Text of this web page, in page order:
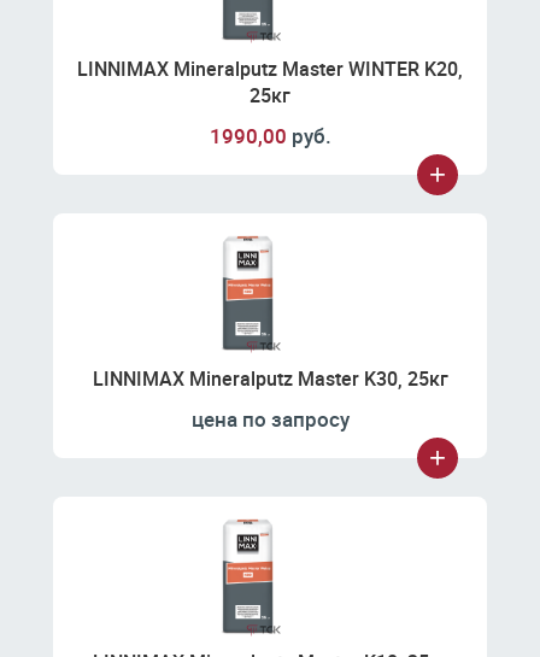
LINNIMAX Mineralputz Master WINTER K20,
25кг
1990,00 руб.
LINNIMAX Mineralputz Master K30, 25кг
цена по запросу